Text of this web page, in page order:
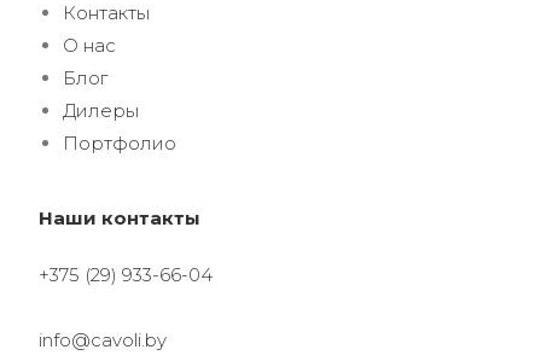
Контакты
О нас
Блог
Дилеры
Портфолио
Наши контакты
+375 (29) 933-66-04
info@cavoli.by